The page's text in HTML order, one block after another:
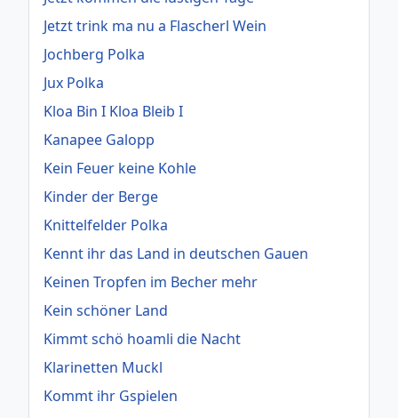
Jetzt trink ma nu a Flascherl Wein
Jochberg Polka
Jux Polka
Kloa Bin I Kloa Bleib I
Kanapee Galopp
Kein Feuer keine Kohle
Kinder der Berge
Knittelfelder Polka
Kennt ihr das Land in deutschen Gauen
Keinen Tropfen im Becher mehr
Kein schöner Land
Kimmt schö hoamli die Nacht
Klarinetten Muckl
Kommt ihr Gspielen